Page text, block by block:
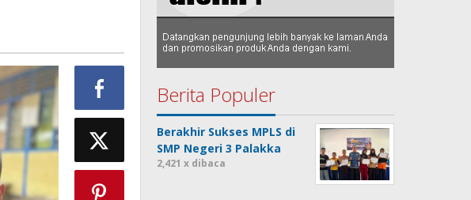
Berita Populer
Berakhir Sukses MPLS di
SMP Negeri 3 Palakka
2,421 x dibaca